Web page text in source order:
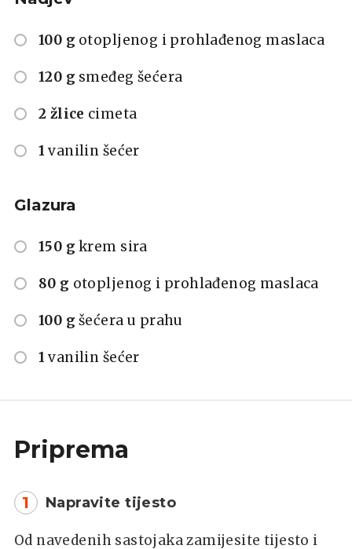
100 g otopljenog i prohlađenog maslaca
120 g smeđeg šećera
2 žlice cimeta
1 vanilin šećer
Glazura
150 g krem sira
80 g otopljenog i prohlađenog maslaca
100 g šećera u prahu
1 vanilin šećer
Priprema
1 Napravite tijesto
Od navedenih sastojaka zamijesite tijesto i